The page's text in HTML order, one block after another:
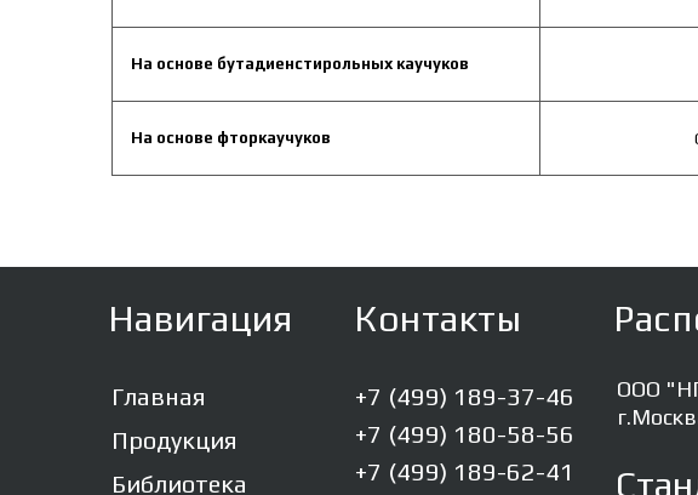
На основе бутадиенстирольных каучуков
На основе фторкаучуков
ООО
+7 (499) 189-37-46
+7 (499) 180-58-56
+7 (499) 189-62-41
Контакты
Главная
Продукция
Библиотека
Навигация